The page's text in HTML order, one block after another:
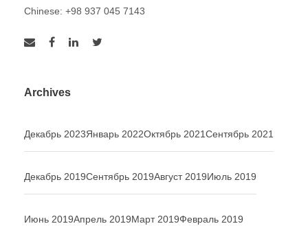
Chinese: +98 937 045 7143
Archives
Декабрь 2023Январь 2022Октябрь 2021Сентябрь 2021
Декабрь 2019Сентябрь 2019Август 2019Июль 2019
Июнь 2019Апрель 2019Март 2019Февраль 2019